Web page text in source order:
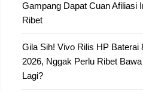
Gampang Dapat Cuan Afiliasi
Ribet
Gila Sih! Vivo Rilis HP Baterai
2026, Nggak Perlu Ribet
Lagi?